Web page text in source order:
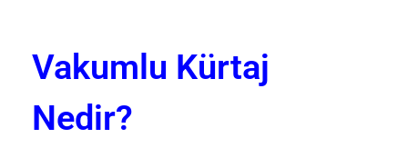
Vakumlu Kürtaj
Nedir?